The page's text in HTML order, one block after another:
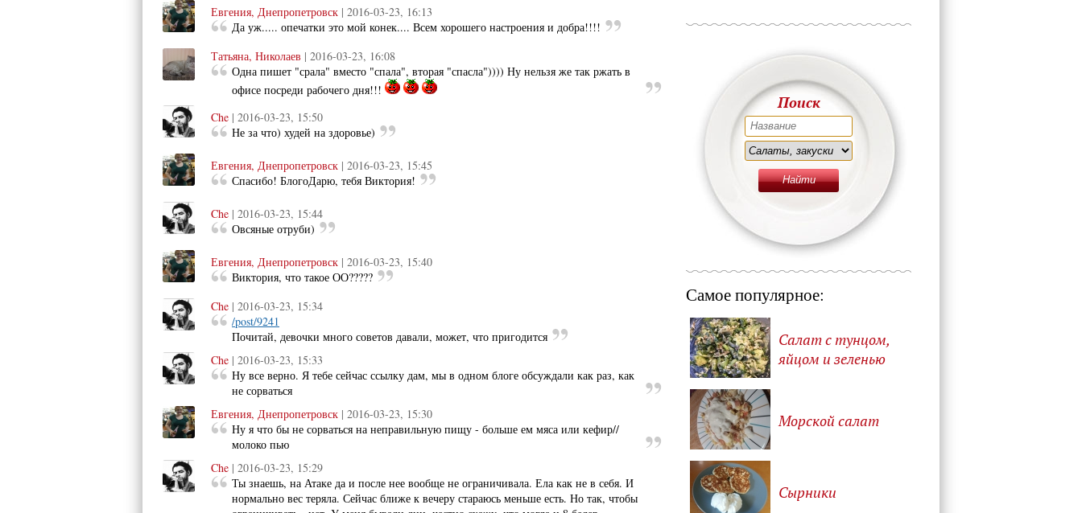
Евгения, Днепропетровск | 2016-03-23, 16:13
Да уж..... опечатки это мой конек.... Всем хорошего настроения и добра!!!!
Татьяна, Николаев | 2016-03-23, 16:08
Одна пишет "срала" вместо "спала", вторая "спасла")))) Ну нельзя же так ржать в
офисе посреди рабочего дня!!!
Che | 2016-03-23, 15:50
Не за что) худей на здоровье)
Евгения, Днепропетровск | 2016-03-23, 15:45
Спасибо! БлогоДарю, тебя Виктория!
Che | 2016-03-23, 15:44
Овсяные отруби)
Евгения, Днепропетровск | 2016-03-23, 15:40
Виктория, что такое ОО?????
Che | 2016-03-23, 15:34
/post/9241
Почитай, девочки много советов давали, может, что пригодится
Che | 2016-03-23, 15:33
Ну все верно. Я тебе сейчас ссылку дам, мы в одном блоге обсуждали как раз, как
не сорваться
Евгения, Днепропетровск | 2016-03-23, 15:30
Ну я что бы не сорваться на неправильную пищу - больше ем мяса или кефир//
молоко пью
Che | 2016-03-23, 15:29
Ты знаешь, на Атаке да и после нее вообще не ограничивала. Ела как не в себя. И
нормально вес теряла. Сейчас ближе к вечеру стараюсь меньше есть. Но так, чтобы
Поиск
Самое популярное:
Салат с тунцом,
яйцом и зеленью
Морской салат
Сырники